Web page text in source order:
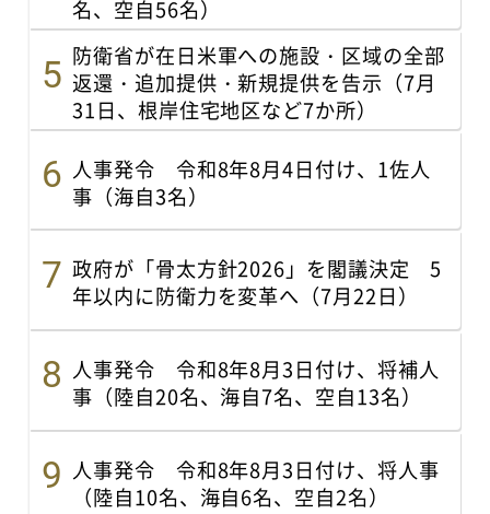
名、空自56名）
防衛省が在日米軍への施設・区域の全部
返還・追加提供・新規提供を告示（7月
31日、根岸住宅地区など7か所）
人事発令 令和8年8月4日付け、1佐人
事（海自3名）
政府が「骨太方針2026」を閣議決定 5
年以内に防衛力を変革へ（7月22日）
人事発令 令和8年8月3日付け、将補人
事（陸自20名、海自7名、空自13名）
人事発令 令和8年8月3日付け、将人事
（陸自10名、海自6名、空自2名）